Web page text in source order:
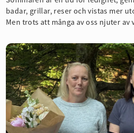
badar, grillar, reser och vistas mer
Men trots att många av oss njuter
Sydssommarkampanjomatt stanna
stärka sin egensommarberedskap.